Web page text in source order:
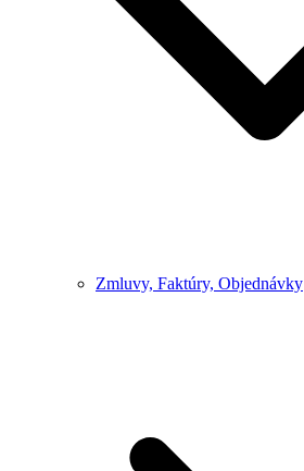
Zmluvy, Faktúry, Objednávky